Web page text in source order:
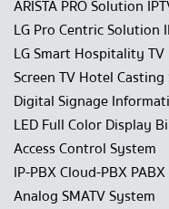
ARISTA PRO Solution
LG Pro Centric Solution
LG Smart Hospitality TV
Screen TV Hotel
Digital Signage
LED Full Color Display
Access Control System
IP-PBX Cloud-PBX PABX
Analog SMATV System